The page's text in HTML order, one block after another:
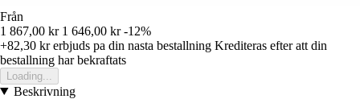
Från
1 867,00 kr 1 646,00 kr -12%
+82,30 krerbjuds pa din nasta bestallning Krediteras efter att din
bestallning har bekraftats
Loading...
Beskrivning